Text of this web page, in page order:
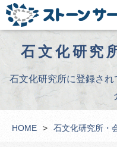
石文化研究
石文化研究所に登録さ
HOME 石文化研究所・